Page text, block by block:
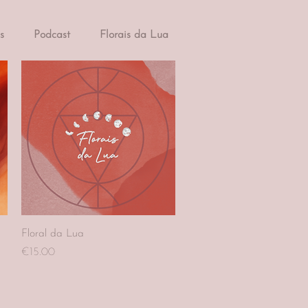
Podcast Florais da Lua
Quick View
Floral da Lua
Price
€15.00